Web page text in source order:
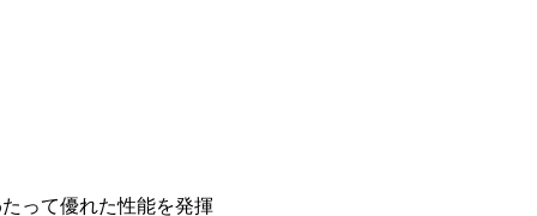
って優れた性能を発揮